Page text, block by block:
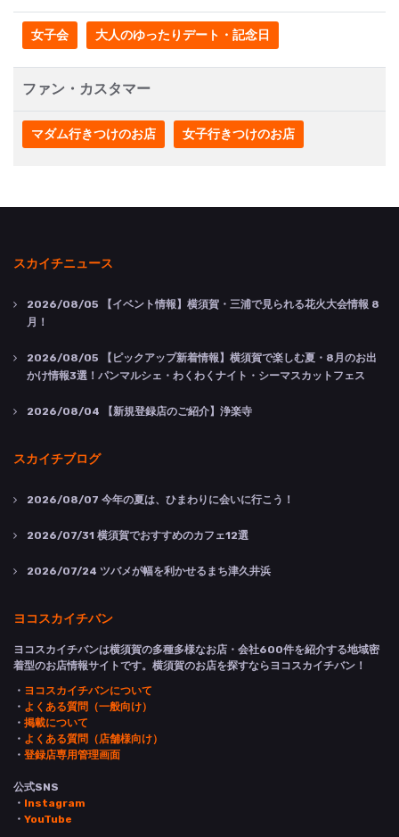
女子会 大人のゆったりデート・記念日
ファン・カスタマー
マダム行きつけのお店 女子行きつけのお店
スカイチニュース
2026/08/05 【イベント情報】横須賀・三浦で見られる花火大会情報 8
月！
2026/08/05 【ピックアップ新着情報】横須賀で楽しむ夏・8月のお出
かけ情報3選！パンマルシェ・わくわくナイト・シーマスカットフェス
2026/08/04 【新規登録店のご紹介】浄楽寺
スカイチブログ
2026/08/07 今年の夏は、ひまわりに会いに行こう！
2026/07/31 横須賀でおすすめのカフェ12選
2026/07/24 ツバメが幅を利かせるまち津久井浜
ヨコスカイチバン
ヨコスカイチバンは横須賀の多種多様なお店・会社600件を紹介する地域密
着型のお店情報サイトです。横須賀のお店を探すならヨコスカイチバン！
・ ヨコスカイチバンについて
・ よくある質問（一般向け）
・ 掲載について
・ よくある質問（店舗様向け）
・ 登録店専用管理画面
公式SNS
・ Instagram
・ YouTube